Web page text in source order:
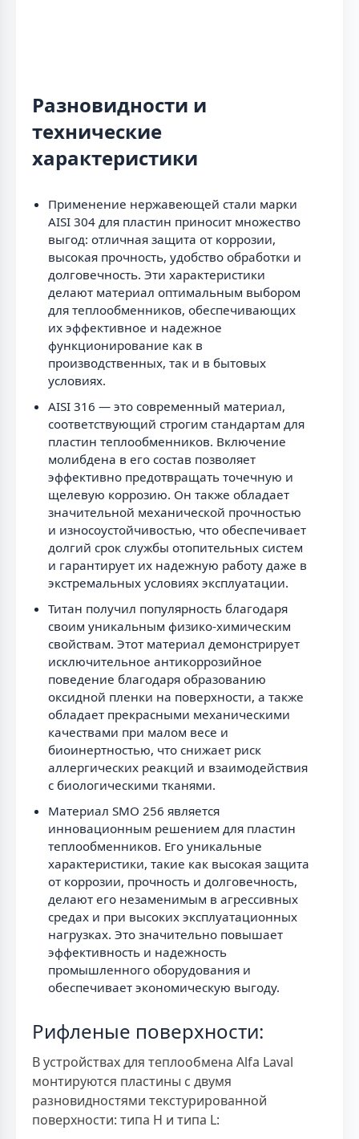
Разновидности и
технические
характеристики
Применение нержавеющей стали марки
AISI 304 для пластин приносит множество
выгод: отличная защита от коррозии,
высокая прочность, удобство обработки и
долговечность. Эти характеристики
делают материал оптимальным выбором
для теплообменников, обеспечивающих
их эффективное и надежное
функционирование как в
производственных, так и в бытовых
условиях.
AISI 316 — это современный материал,
соответствующий строгим стандартам для
пластин теплообменников. Включение
молибдена в его состав позволяет
эффективно предотвращать точечную и
щелевую коррозию. Он также обладает
значительной механической прочностью
и износоустойчивостью, что обеспечивает
долгий срок службы отопительных систем
и гарантирует их надежную работу даже в
экстремальных условиях эксплуатации.
Титан получил популярность благодаря
своим уникальным физико-химическим
свойствам. Этот материал демонстрирует
исключительное антикоррозийное
поведение благодаря образованию
оксидной пленки на поверхности, а также
обладает прекрасными механическими
качествами при малом весе и
биоинертностью, что снижает риск
аллергических реакций и взаимодействия
с биологическими тканями.
Материал SMO 256 является
инновационным решением для пластин
теплообменников. Его уникальные
характеристики, такие как высокая защита
от коррозии, прочность и долговечность,
делают его незаменимым в агрессивных
средах и при высоких эксплуатационных
нагрузках. Это значительно повышает
эффективность и надежность
промышленного оборудования и
обеспечивает экономическую выгоду.
Рифленые поверхности:
В устройствах для теплообмена Alfa Laval
монтируются пластины с двумя
разновидностями текстурированной
поверхности: типа H и типа L: